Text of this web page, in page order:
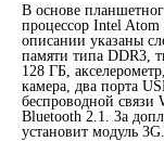
В основе
процессор Intel
описании указаны
памяти типа DDR3,
128 ГБ,
камера, два порта
беспроводной связи
Bluetooth 2.1. За
установит модуль 3G.